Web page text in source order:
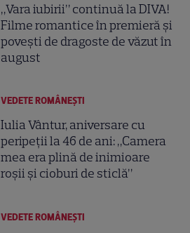
„Vara iubirii” continuă la DIVA!
Filme romantice în premieră și
povești de dragoste de văzut în
august
VEDETE ROMÂNEŞTI
Iulia Vântur, aniversare cu
peripeții la 46 de ani: „Camera
mea era plină de inimioare
roșii și cioburi de sticlă”
VEDETE ROMÂNEŞTI